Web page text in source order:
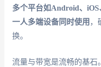
多个平台如Android、iOS
一人多端设备同时使用 ，
换。
流量与带宽是流畅的基石。